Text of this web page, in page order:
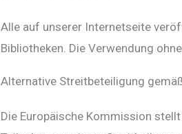
Alle auf unserer Internetseite
Bibliotheken. Die Verwendung
Alternative Streitbeteiligung
Die Europäische Kommission